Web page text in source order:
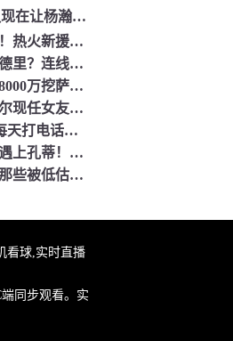
【杨瀚森】解说：国家队现在让杨瀚森高位做轴已来不及了 多打打
【精彩剪辑】有望当队友！热火新援波蒂斯：詹姆斯是GOAT！我
【推荐】布斯克茨还是罗德里？连线博斯克：大师的选择会是谁？
【体育资讯】记者：新月8000万挖萨默维尔，米兰7400万买
【推荐】太扎心了！亚马尔现任女友昔日采访：毫无疑问更喜欢贝林
[热火]富保罗：莱利没有每天打电话问我老詹情况 我也告知其他
【足球】当卡里乌斯老婆遇上孔蒂！这解说阵容亮相，排场直接拉满
【值得一看】盘点休赛期那些被低估却值得关注的操作：尚帕尼低价
看球,实时直播
同步观看。实